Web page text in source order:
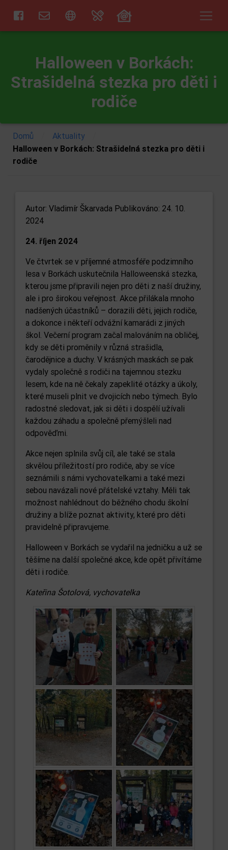
Halloween v Borkách:
Strašidelná stezka pro děti i
rodiče
Domů Aktuality
Halloween v Borkách: Strašidelná stezka pro děti i
rodiče
Autor: Vladimír Škarvada Publikováno: 24. 10.
2024
24. říjen 2024
Ve čtvrtek se v příjemné atmosféře podzimního
lesa v Borkách uskutečnila Halloweenská stezka,
kterou jsme připravili nejen pro děti z naší družiny,
ale i pro širokou veřejnost. Akce přilákala mnoho
nadšených účastníků – dorazili děti, jejich rodiče,
a dokonce i někteří odvážní kamarádi z jiných
škol. Večerní program začal malováním na obličej,
kdy se děti proměnily v různá strašidla,
čarodějnice a duchy. V krásných maskách se pak
vydaly společně s rodiči na tajemnou stezku
lesem, kde na ně čekaly zapeklité otázky a úkoly,
které museli plnit ve dvojicích nebo týmech. Bylo
radostné sledovat, jak si děti i dospělí užívali
každou záhadu a společně přemýšleli nad
odpověďmi.
Akce nejen splnila svůj cíl, ale také se stala
skvělou příležitostí pro rodiče, aby se více
seznámili s námi vychovatelkami a také mezi
sebou navázali nové přátelské vztahy. Měli tak
možnost nahlédnout do běžného chodu školní
družiny a blíže poznat aktivity, které pro děti
pravidelně připravujeme.
Halloween v Borkách se vydařil na jedničku a už se
těšíme na další společné akce, kde opět přivítáme
děti i rodiče.
Kateřina Šotolová, vychovatelka